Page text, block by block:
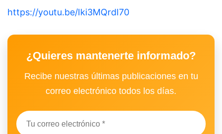
https://youtu.be/Iki3MQrdI70
¿Quieres mantenerte informado?
Recibe nuestras últimas publicaciones en tu
correo electrónico todos los días.